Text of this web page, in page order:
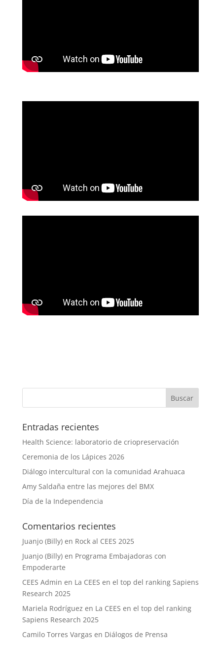
Entradas recientes
Health Science: laboratorio de criopreservación
Ceremonia de los Lápices 2026
Diálogo intercultural con la comunidad Arahuaca
Amy Saldaña entre las mejores del BMX
Día de la Independencia
Comentarios recientes
Juanjo (Billy)en Rock al CEES 2025
Juanjo (Billy)en Programa Embajadoras con
Empoderarte
CEES Admin en La CEES en el top del ranking Sapiens
Research 2025
Mariela Rodríguez en La CEES en el top del ranking
Sapiens Research 2025
Camilo Torres Vargas en Diálogos de Prensa